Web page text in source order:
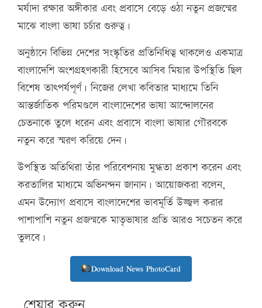
মর্যাদা রক্ষার অঙ্গীকার এবং প্রবাসে বেড়ে ওঠা নতুন প্রজন্মের
মাঝে বাংলা ভাষা চর্চার গুরুত্ব।
অনুষ্ঠানে বিভিন্ন দেশের সংস্কৃতির প্রতিনিধিত্ব থাকলেও একমাত্র
বাংলাদেশি অংশগ্রহণকারী হিসেবে আসিব মিয়ার উপস্থিতি ছিল
বিশেষ তাৎপর্যপূর্ণ। নিজের লেখা কবিতার মাধ্যমে তিনি
আন্তর্জাতিক পরিমণ্ডলে বাংলাদেশের ভাষা আন্দোলনের
চেতনাকে তুলে ধরেন এবং প্রবাসে বাংলা ভাষার গৌরবকে
নতুন করে স্মরণ করিয়ে দেন।
উপস্থিত অতিথিরা তাঁর পরিবেশনায় মুগ্ধতা প্রকাশ করেন এবং
করতালির মাধ্যমে অভিনন্দন জানান। আয়োজকরা বলেন,
এমন উদ্যোগ প্রবাসে বাংলাদেশের ভাবমূর্তি উজ্জ্বল করার
পাশাপাশি নতুন প্রজন্মকে মাতৃভাষার প্রতি আরও সচেতন করে
তুলবে।
Download News PhotoCard